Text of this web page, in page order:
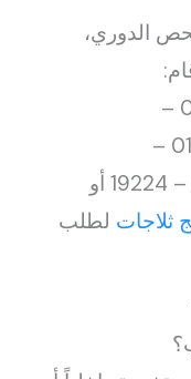
الدوري،
01033100236 – 01033100381 –
01040424185 – 01040424186 –
0233043181 – 0233048407 – 19224 أو
ثلاجات لطلب